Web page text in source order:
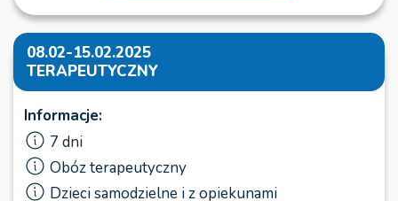
08.02-15.02.2025
TERAPEUTYCZNY
Informacje:
7 dni
Obóz terapeutyczny
Dzieci samodzielne i z opiekunami